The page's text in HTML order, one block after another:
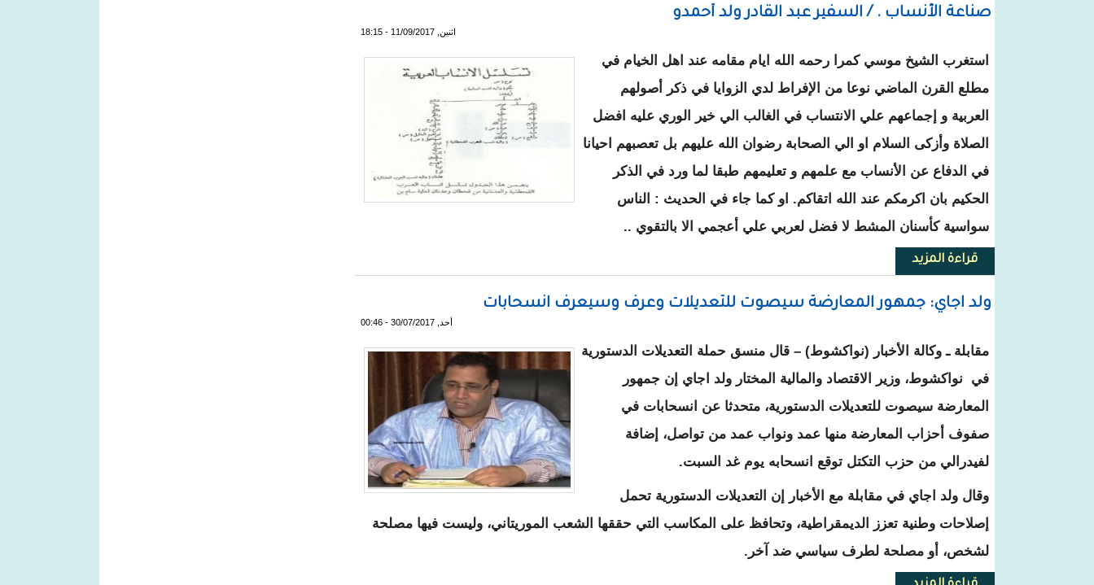
صناعة الأنساب . / السفير عبد القادر ولد أحمدو
اثنين, 11/09/2017 - 18:15
استغرب الشيخ موسي كمرا رحمه الله ايام مقامه عند اهل الخيام في
مطلع القرن الماضي نوعا من الإفراط لدي الزوايا في ذكر أصولهم
العربية و إجماعهم علي الانتساب في الغالب الي خير الوري عليه افضل
الصلاة وأزكى السلام او الي الصحابة رضوان الله عليهم بل تعصبهم احيانا
في الدفاع عن الأنساب مع علمهم و تعليمهم طبقا لما ورد في الذكر
الحكيم بان اكرمكم عند الله اتقاكم. او كما جاء في الحديث : الناس
سواسية كأسنان المشط لا فضل لعربي علي أعجمي الا بالتقوي ..
قراءة المزيدحول صناعة الأنساب . / السفير عبد القادر ولد أحمدو
ولد اجاي: جمهور المعارضة سيصوت للتعديلات وعرف وسيعرف انسحابات
أحد, 30/07/2017 - 00:46
مقابلة ـ وكالة الأخبار (نواكشوط) – قال منسق حملة التعديلات الدستورية
في نواكشوط، وزير الاقتصاد والمالية المختار ولد اجاي إن جمهور
المعارضة سيصوت للتعديلات الدستورية، متحدثا عن انسحابات في
صفوف أحزاب المعارضة منها عمد ونواب عمد من تواصل، إضافة
لفيدرالي من حزب التكتل توقع انسحابه يوم غد السبت.
وقال ولد اجاي في مقابلة مع الأخبار إن التعديلات الدستورية تحمل
إصلاحات وطنية تعزز الديمقراطية، وتحافظ على المكاسب التي حققها الشعب الموريتاني، وليست فيها مصلحة
لشخص، أو مصلحة لطرف سياسي ضد آخر.